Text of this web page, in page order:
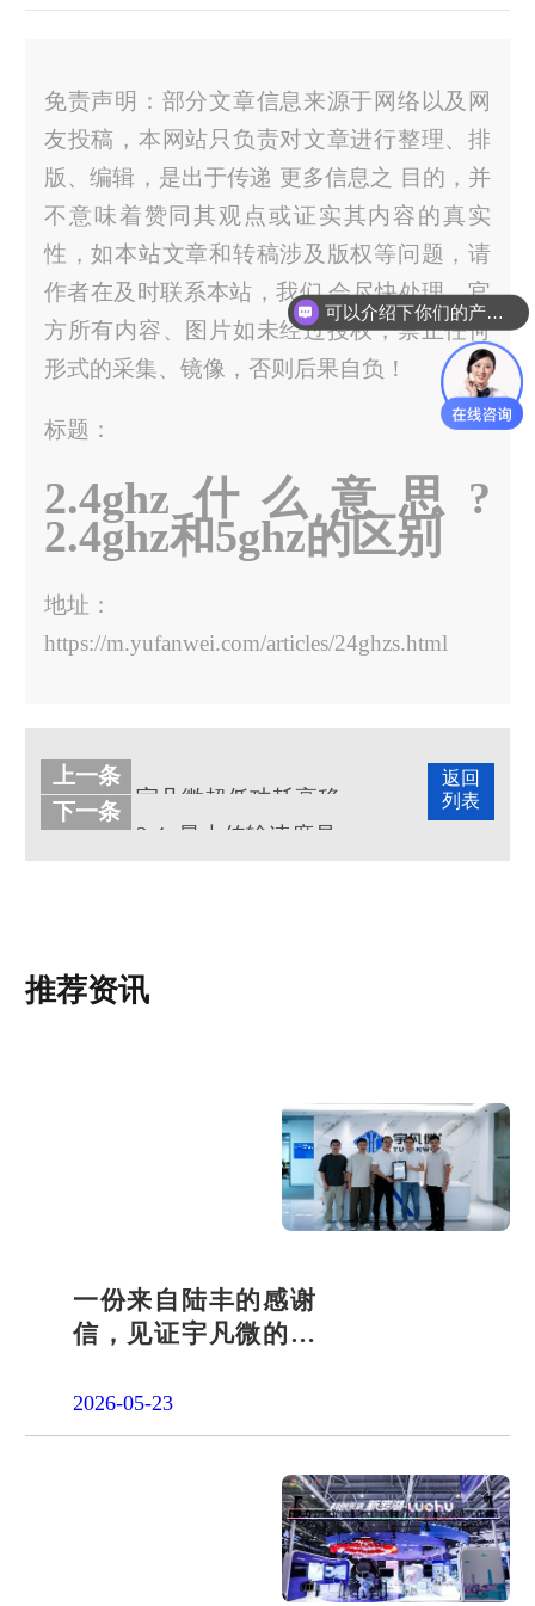
免责声明：部分文章信息来源于网络以及网
友投稿，本网站只负责对文章进行整理、排
版、编辑，是出于传递 更多信息之 目的，并
不意味着赞同其观点或证实其内容的真实
性，如本站文章和转稿涉及版权等问题，请
作者在及时联系本站，我们 会尽快处理。官
方所有内容、图片如未经过授权，禁止任何
形式的采集、镜像，否则后果自负！
标题：
2.4ghz什么意思?
2.4ghz和5ghz的区别
地址：
https://m.yufanwei.com/articles/24ghzs.html
返回
列表
上一条
下一条
推荐资讯
一份来自陆丰的感谢
信，见证宇凡微的社
2026-05-23
可以介绍下你们的产品么？